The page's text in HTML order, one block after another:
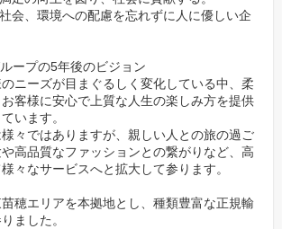
会、環境への配慮を忘れずに人に優しい企
ープの5年後のビジョン
ニーズが目まぐるしく変化している中、柔
客様に安心で上質な人生の楽しみ方を提供
います。
々ではありますが、親しい人との旅の過ご
高品質なファッションとの繋がりなど、高
々なサービスへと拡大して参ります。
穂エリアを本拠地とし、種類豊富な正規輸
ました。